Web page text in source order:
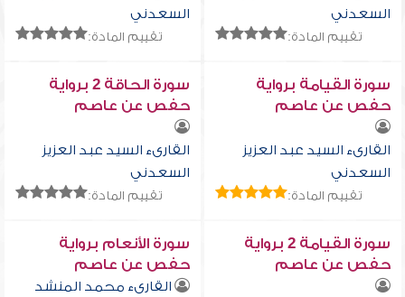
السعدني
تقييم المادة:
السعدني
تقييم المادة:
سورة القيامة برواية
حفص عن عاصم
القارىء السيد عبد العزيز
السعدني
تقييم المادة:
سورة الحاقة 2 برواية
حفص عن عاصم
القارىء السيد عبد العزيز
السعدني
تقييم المادة:
سورة القيامة 2 برواية
حفص عن عاصم
سورة الأنعام برواية
حفص عن عاصم
القارىء محمد المنشد